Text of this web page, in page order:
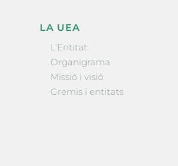
LA UEA
L’Entitat
Organigrama
Missió i visió
Gremis i entitats